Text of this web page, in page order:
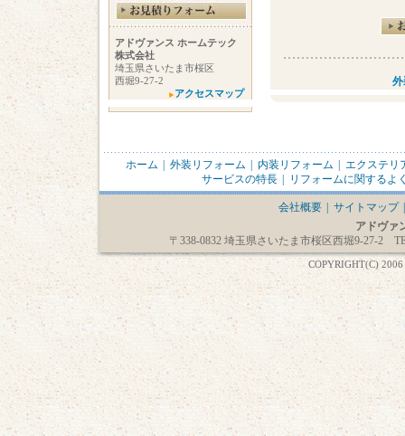
アドヴァンス ホームテック
株式会社
埼玉県さいたま市桜区
西堀9-27-2
アクセスマップ
ホーム 外装リフォーム 内装リフォーム
エクステリ
サービスの特長
リフォームに関するよ
会社概要 サイトマップ
アドヴァ
〒338-0832 埼玉県さいたま市桜区西堀9-27-2
COPYRIGHT(C)